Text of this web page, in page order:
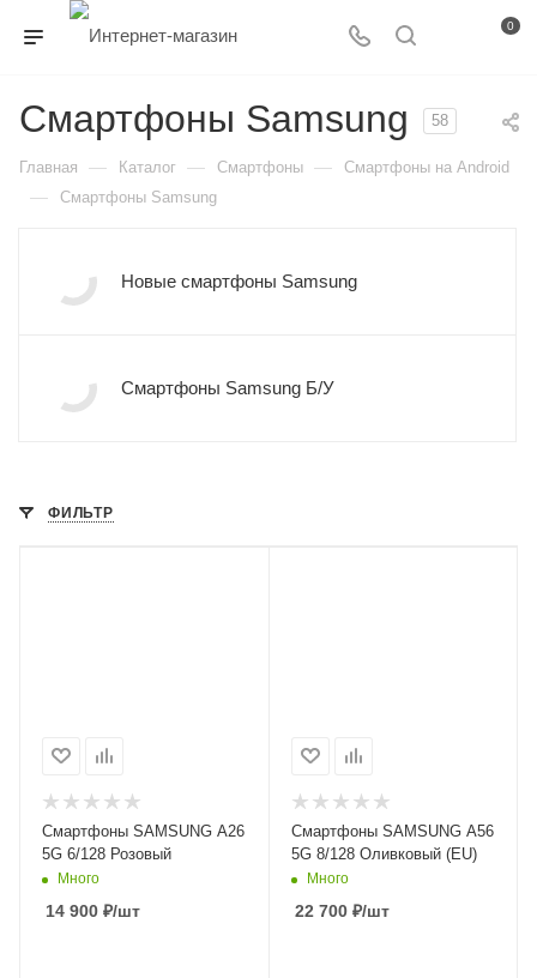
0
Смартфоны Samsung 58
Главная — Каталог — Смартфоны — Смартфоны на Android
— Смартфоны Samsung
Новые смартфоны Samsung
Смартфоны Samsung Б/У
ФИЛЬТР
Смартфоны SAMSUNG A26
5G 6/128 Розовый
Много
14 900 ₽/шт
Смартфоны SAMSUNG A56
5G 8/128 Оливковый (EU)
Много
22 700₽/шт